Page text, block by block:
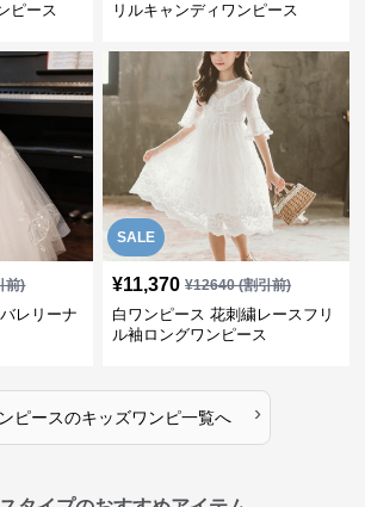
ピース
リルキャンディワンピース
前)
レリーナ
SALE
¥11,370 ¥12640(割引前)
白ワンピース 花刺繍レースフリ
ル袖ロングワンピース
ピースのキッズワンピ一覧へ ›